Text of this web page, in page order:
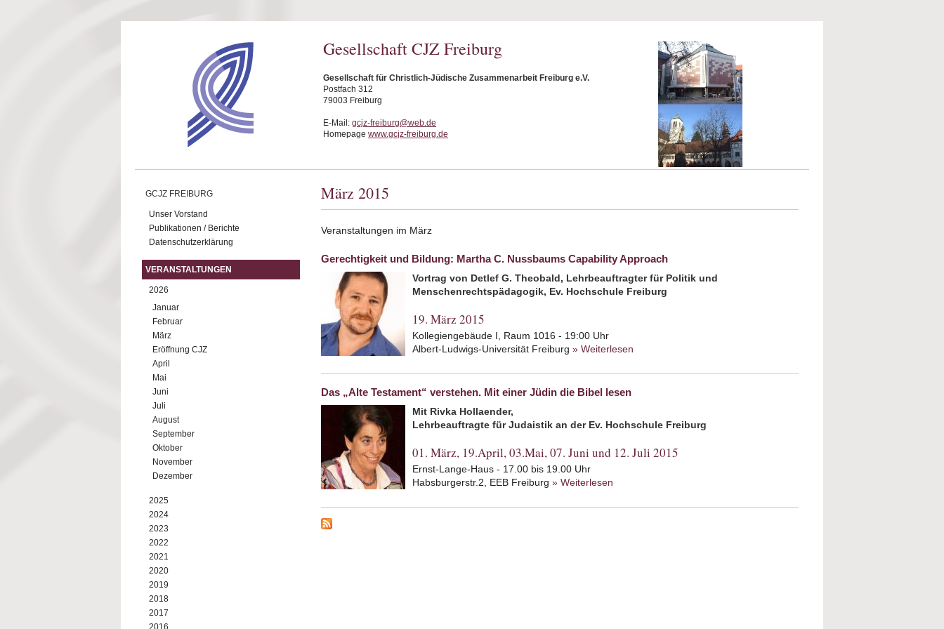
Gesellschaft CJZ Freiburg
Gesellschaft für Christlich-Jüdische Zusammenarbeit Freiburg e.V.
Postfach 312
79003 Freiburg
E-Mail: gcjz-freiburg@web.de
Homepage www.gcjz-freiburg.de
GCJZ FREIBURG
Unser Vorstand
Publikationen / Berichte
Datenschutzerklärung
VERANSTALTUNGEN
2026
Januar
Februar
März
Eröffnung CJZ
April
Mai
Juni
Juli
August
September
Oktober
November
Dezember
2025
2024
2023
2022
2021
2020
2019
2018
2017
2016
März 2015
Veranstaltungen im März
Gerechtigkeit und Bildung: Martha C. Nussbaums Capability Approach
Vortrag von Detlef G. Theobald, Lehrbeauftragter für Politik und
Menschenrechtspädagogik, Ev. Hochschule Freiburg
19. März 2015
Kollegiengebäude I, Raum 1016 - 19:00 Uhr
Albert-Ludwigs-Universität Freiburg » Weiterlesen
Das „Alte Testament“ verstehen. Mit einer Jüdin die Bibel lesen
Mit Rivka Hollaender,
Lehrbeauftragte für Judaistik an der Ev. Hochschule Freiburg
01. März, 19.April, 03.Mai, 07. Juni und 12. Juli 2015
Ernst-Lange-Haus - 17.00 bis 19.00 Uhr
Habsburgerstr.2, EEB Freiburg » Weiterlesen